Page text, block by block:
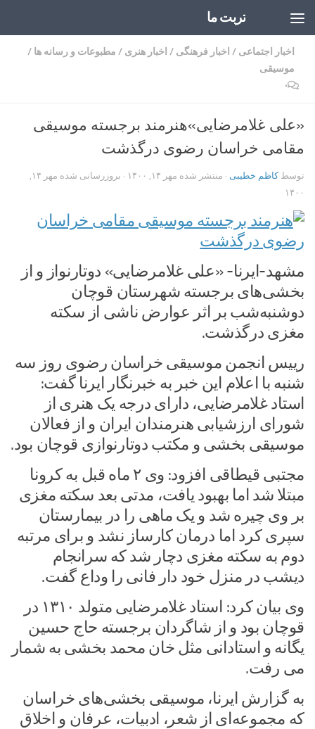
تربت ما
اخبار اجتماعی / اخبار فرهنگی / اخبار هنری / مطبوعات و رسانه ها /
موسیقی
۰
«علی غلامرضایی»هنرمند برجسته موسیقی
مقامی خراسان رضوی درگذشت
توسطکاظم خطیبی · منتشر شده مهر ۱۴, ۱۴۰۰ · بروزرسانی شده
مهر ۱۴,
۱۴۰۰
مشهد-ایرنا- «علی غلامرضایی» دوتارنواز و از
بخشی‌های برجسته شهرستان قوچان
دوشنبه‌شب بر اثر عوارض ناشی از سکته
مغزی درگذشت.
رییس انجمن موسیقی خراسان رضوی روز سه
شنبه با اعلام این خبر به خبرنگار ایرنا گفت:
استاد غلامرضایی، دارای درجه یک هنری از
شورای ارزشیابی هنرمندان ایران و از فعالان
موسیقی بخشی و مکتب دوتارنوازی قوچان بود.
مجتبی قیطاقی افزود: وی ۲ ماه قبل به کرونا
مبتلا شد اما بهبود یافت، مدتی بعد سکته مغزی
بر وی چیره شد و یک ماهی را در بیمارستان
سپری کرد اما درمان کارساز نشد و برای مرتبه
دوم به سکته مغزی دچار شد که سرانجام
دیشب در منزل خود دار فانی را وداع گفت.
وی بیان کرد: استاد غلامرضایی متولد ۱۳۱۰ در
قوچان بود و از شاگردان برجسته حاج حسین
یگانه و استادانی مثل خان محمد بخشی به شمار
می رفت.
به گزارش ایرنا، موسیقی بخشی‌های خراسان
که مجموعه‌ای از شعر، ادبیات، عرفان و اخلاق